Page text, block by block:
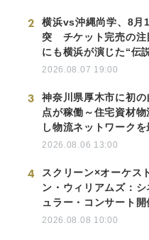
2
横浜vs沖縄尚学、8月
突 チケット完売の
にも横浜が演じた“伝
2026.08.07 19:00
3
神奈川県厚木市に初
点が稼働～住宅資材
し物流ネットワークを
2026.08.06 13:00
4
スクリーン×オーケス
ン・ウィリアムズ：
ュラー・コンサート開
2026.08.08 10:00